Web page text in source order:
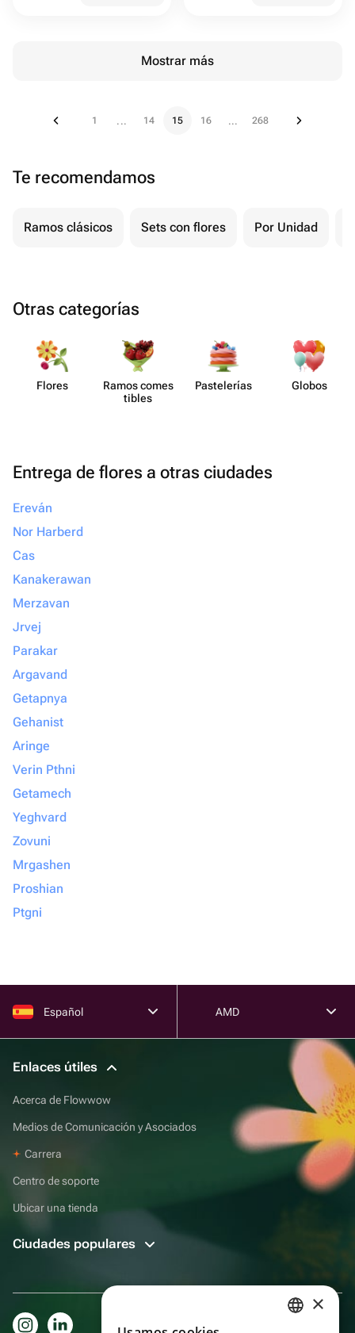
Mostrar más
1 ... 14 15 16 ... 268
Te recomendamos
Ramos clásicos Sets con flores Por Unidad
Otras categorías
Flores
Ramos comes​
tibles
Paste​lerías Globos
Entrega de flores a otras ciudades
Ereván
Nor Harberd
Cas
Kanakerawan
Merzavan
Jrvej
Parakar
Argavand
Getapnya
Gehanist
Aringe
Verin Pthni
Getamech
Yeghvard
Zovuni
Mrgashen
Proshian
Ptgni
Español AMD
Enlaces útiles
Acerca de Flowwow
Medios de Comunicación y Asociados
Carrera
Centro de soporte
Ubicar una tienda
Ciudades populares
×